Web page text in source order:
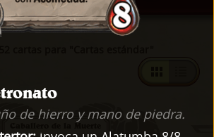
de hierro y mano de piedra.